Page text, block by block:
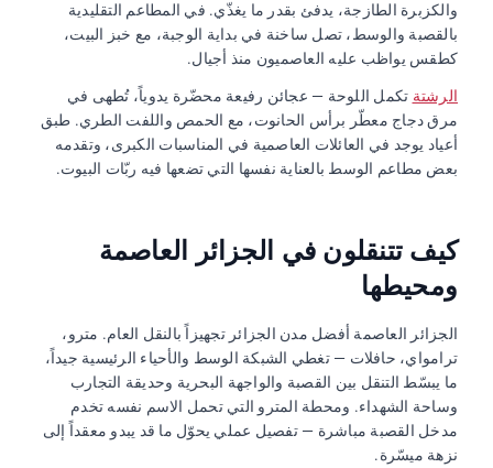
والكزبرة الطازجة، يدفئ بقدر ما يغذّي. في المطاعم التقليدية
بالقصبة والوسط، تصل ساخنة في بداية الوجبة، مع خبز البيت،
كطقس يواظب عليه العاصميون منذ أجيال.
الرشتة تكمل اللوحة — عجائن رفيعة محضّرة يدوياً، تُطهى في
مرق دجاج معطّر برأس الحانوت، مع الحمص واللفت الطري. طبق
أعياد يوجد في العائلات العاصمية في المناسبات الكبرى، وتقدمه
بعض مطاعم الوسط بالعناية نفسها التي تضعها فيه ربّات البيوت.
كيف تتنقلون في الجزائر العاصمة
ومحيطها
الجزائر العاصمة أفضل مدن الجزائر تجهيزاً بالنقل العام. مترو،
ترامواي، حافلات — تغطي الشبكة الوسط والأحياء الرئيسية جيداً،
ما يبسّط التنقل بين القصبة والواجهة البحرية وحديقة التجارب
وساحة الشهداء. ومحطة المترو التي تحمل الاسم نفسه تخدم
مدخل القصبة مباشرة — تفصيل عملي يحوّل ما قد يبدو معقداً إلى
نزهة ميسّرة.